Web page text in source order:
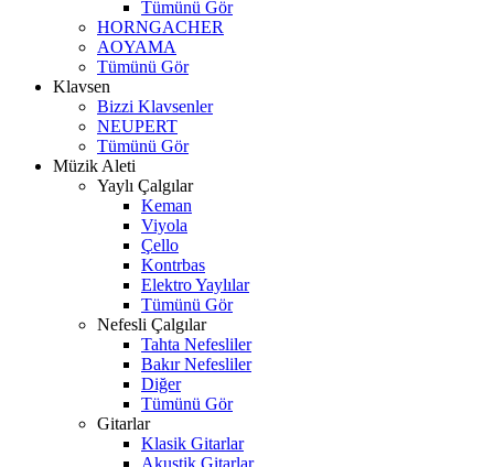
Tümünü Gör
HORNGACHER
AOYAMA
Tümünü Gör
Klavsen
Bizzi Klavsenler
NEUPERT
Tümünü Gör
Müzik Aleti
Yaylı Çalgılar
Keman
Viyola
Çello
Kontrbas
Elektro Yaylılar
Tümünü Gör
Nefesli Çalgılar
Tahta Nefesliler
Bakır Nefesliler
Diğer
Tümünü Gör
Gitarlar
Klasik Gitarlar
Akustik Gitarlar